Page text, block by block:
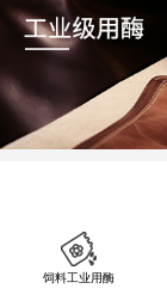
饲料工业用酶